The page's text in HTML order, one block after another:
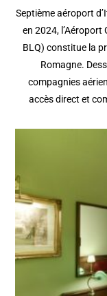
Septième aéroport
en 2024, l’Aéroport
BLQ) constitue la
Romagne.
compagnies
accès direct et